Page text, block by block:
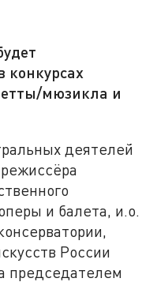
конкурсах
мюзикла и
деятелей
и балета, и.о.
России
председателем